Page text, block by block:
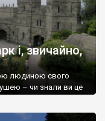
і, звичайно,
людиною свого
– чи знали ви це